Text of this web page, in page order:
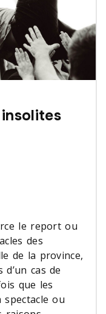
le report ou
des
de la province,
cas de
que les
spectacle ou